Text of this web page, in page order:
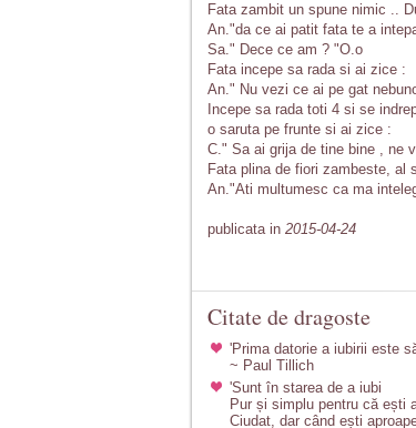
Fata zambit un spune nimic ..
An."da ce ai patit fata te a
Sa." Dece ce am ? "O.o
Fata incepe sa rada si ai zice :
An." Nu vezi ce ai pe gat
Incepe sa rada toti 4 si se
o saruta pe frunte si ai zice :
C." Sa ai grija de tine bine , ne
Fata plina de fiori zambeste, al
An."Ati multumesc ca ma
publicata in 2015-04-24
Citate de dragoste
'Prima datorie a iubirii este
~ Paul Tillich
'Sunt în starea de a iubi
Pur și simplu pentru că ești
Ciudat, dar când ești